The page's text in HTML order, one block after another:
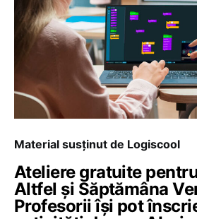
Material susținut de Logiscool
Ateliere gratuite
Altfel și Săptămâna
Profesorii își pot